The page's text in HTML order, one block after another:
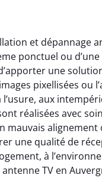
et dépannage
ponctuel ou
une
pixellisées ou
aux
réalisées avec
mauvais
une qualité de
à
TV en